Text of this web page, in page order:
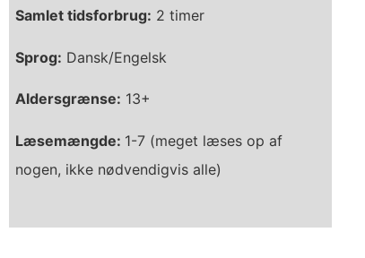
Samlet tidsforbrug: 2 timer
Sprog: Dansk/Engelsk
Aldersgrænse: 13+
Læsemængde: 1-7 (meget læses op af
nogen, ikke nødvendigvis alle)